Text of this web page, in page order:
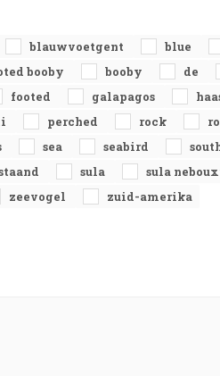
blauwvoetgent
blue
booby booby
de
footed galapagos
perched rock
sea seabird
sula
sula
zeevogel zuid-amerika